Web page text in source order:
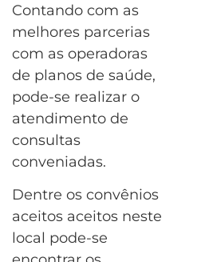
Contando com as
melhores parcerias
com as operadoras
de planos de saúde,
pode-se realizar o
atendimento de
consultas
conveniadas.
Dentre os convênios
aceitos aceitos neste
local pode-se